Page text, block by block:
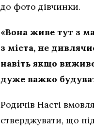
до фото дівчинки.
«Вона живе тут з
з міста, не
навіть якщо
дуже важко
Родичів Насті
стверджувати, що